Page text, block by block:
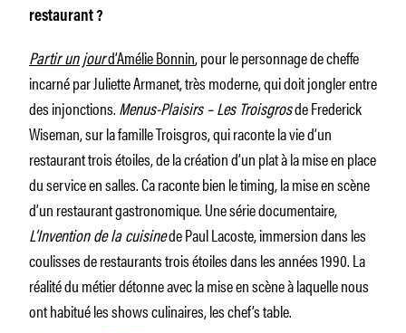
restaurant ?
Partir un jourd’Amélie Bonnin, pour le personnage de cheffe
incarné par Juliette Armanet, très moderne, qui doit jongler entre
des injonctions.Menus-Plaisirs – Les Troisgrosde Frederick
Wiseman, sur la famille Troisgros, qui raconte la vie d’un
restaurant trois étoiles, de la création d’un plat à la mise en place
du service en salles. Ca raconte bien le timing, la mise en scène
d’un restaurant gastronomique. Une série documentaire,
L’Invention de la cuisinede Paul Lacoste, immersion dans les
coulisses de restaurants trois étoiles dans les années 1990. La
réalité du métier détonne avec la mise en scène à laquelle nous
ont habitué les shows culinaires, les chef’s table.